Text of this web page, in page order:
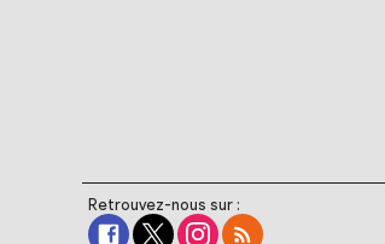
Retrouvez-nous sur :